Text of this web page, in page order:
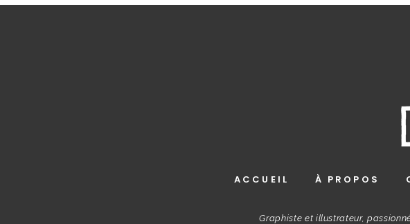
ACCUEIL À PROPOS
Graphiste et illustrateur,